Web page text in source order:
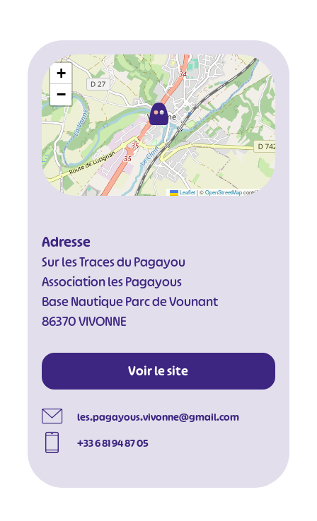
+
−
Leaflet |©OpenStreetMapcontributors
Adresse
Sur les Traces du Pagayou
Association les Pagayous
Base Nautique Parc de Vounant
86370 VIVONNE
Voir le site
les.pagayous.vivonne@gmail.com
+33 6 81 94 87 05
# #
#